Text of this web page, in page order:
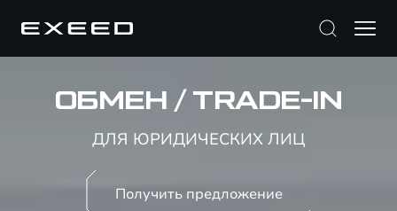
ОБМЕН / TRADE-IN
ДЛЯ ЮРИДИЧЕСКИХ ЛИЦ
Получить предложение